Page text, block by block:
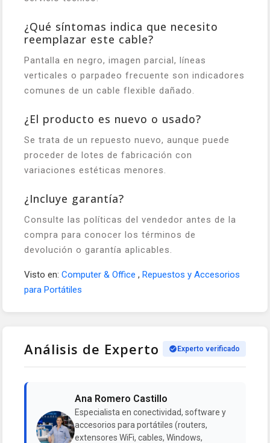
¿Qué síntomas indica que necesito
reemplazar este cable?
Pantalla en negro, imagen parcial, líneas
verticales o parpadeo frecuente son indicadores
comunes de un cable flexible dañado.
¿El producto es nuevo o usado?
Se trata de un repuesto nuevo, aunque puede
proceder de lotes de fabricación con
variaciones estéticas menores.
¿Incluye garantía?
Consulte las políticas del vendedor antes de la
compra para conocer los términos de
devolución o garantía aplicables.
Visto en: Computer & Office , Repuestos y Accesorios
para Portátiles
Análisis de Experto Experto verificado
Ana Romero Castillo
Especialista en conectividad, software y
accesorios para portátiles (routers,
extensores WiFi, cables, Windows,